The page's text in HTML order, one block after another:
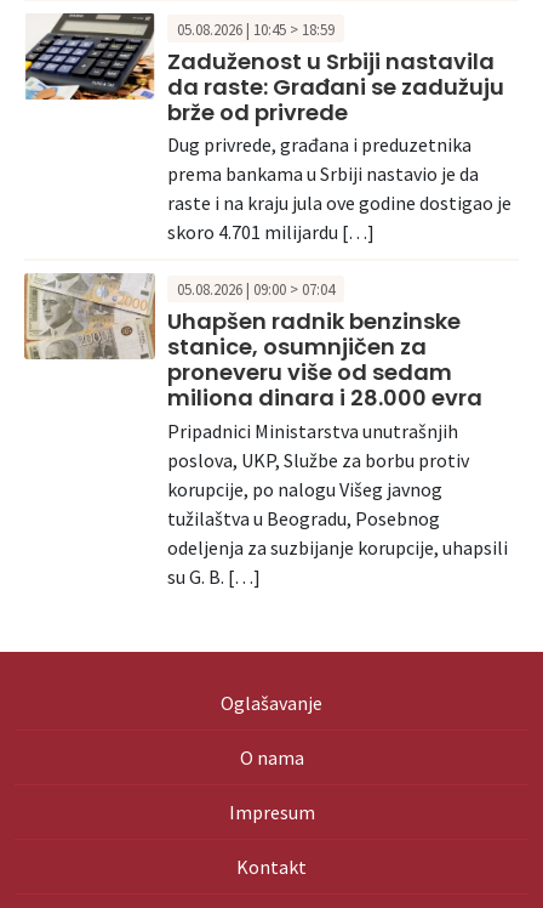
05.08.2026 | 10:45 > 18:59
Zaduženost u Srbiji nastavila
da raste: Građani se zadužuju
brže od privrede
Dug privrede, građana i preduzetnika
prema bankama u Srbiji nastavio je da
raste i na kraju jula ove godine dostigao je
skoro 4.701 milijardu […]
05.08.2026 | 09:00 > 07:04
Uhapšen radnik benzinske
stanice, osumnjičen za
proneveru više od sedam
miliona dinara i 28.000 evra
Pripadnici Ministarstva unutrašnjih
poslova, UKP, Službe za borbu protiv
korupcije, po nalogu Višeg javnog
tužilaštva u Beogradu, Posebnog
odeljenja za suzbijanje korupcije, uhapsili
su G. B. […]
Oglašavanje
O nama
Impresum
Kontakt